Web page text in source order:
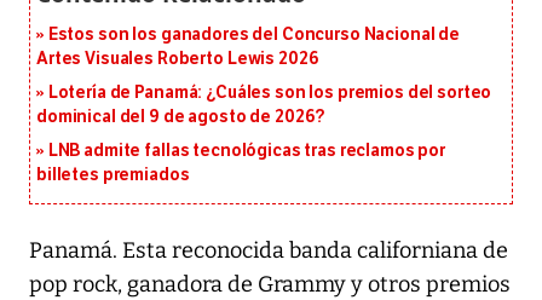
Estos son los ganadores del Concurso Nacional de
Artes Visuales Roberto Lewis 2026
Lotería de Panamá: ¿Cuáles son los premios del sorteo
dominical del 9 de agosto de 2026?
LNB admite fallas tecnológicas tras reclamos por
billetes premiados
Panamá. Esta reconocida banda californiana de
pop rock, ganadora de Grammy y otros premios